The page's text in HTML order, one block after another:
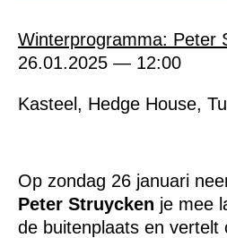
Winterprogramma: Peter
26.01.2025 — 12:00
Kasteel, Hedge House,
Op zondag 26 januari
Peter Struycken je mee
de buitenplaats en vertelt